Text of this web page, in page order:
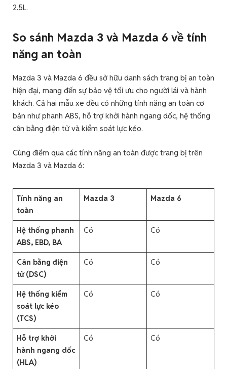
2.5L.
So sánh Mazda 3 và Mazda 6 về tính
năng an toàn
Mazda 3 và Mazda 6 đều sở hữu danh sách trang bị an toàn
hiện đại, mang đến sự bảo vệ tối ưu cho người lái và hành
khách. Cả hai mẫu xe đều có những tính năng an toàn cơ
bản như phanh ABS, hỗ trợ khởi hành ngang dốc, hệ thống
cân bằng điện tử và kiểm soát lực kéo.
Cùng điểm qua các tính năng an toàn được trang bị trên
Mazda 3 và Mazda 6:
Tính năng an
toàn
Mazda 3 Mazda 6
Hệ thống phanh
ABS, EBD, BA
Có Có
Cân bằng điện
tử (DSC)
Có Có
Hệ thống kiểm
soát lực kéo
(TCS)
Có Có
Hỗ trợ khởi
hành ngang dốc
(HLA)
Có Có